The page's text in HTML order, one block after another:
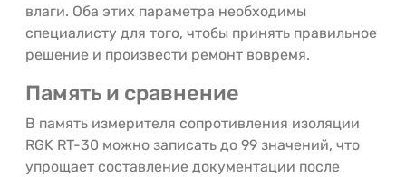
влаги. Оба этих параметра необходимы
специалисту для того, чтобы принять правильное
решение и произвести ремонт вовремя.
Память и сравнение
В память измерителя сопротивления изоляции
RGK RT-30 можно записать до 99 значений, что
упрощает составление документации после